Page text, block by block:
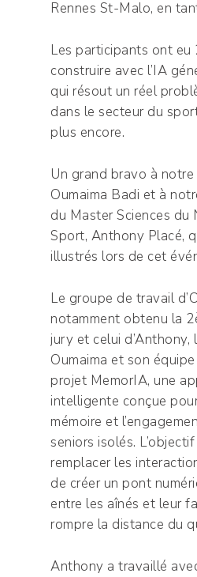
Rennes St-Malo, en
Les participants ont eu
construire avec l’IA
qui résout un réel
dans le secteur du
plus encore.
Un grand bravo à
Oumaima Badi et à
du Master Sciences du
Sport, Anthony Placé,
illustrés lors de cet
Le groupe de travail
notamment obtenu la
jury et celui d’Anthony,
Oumaima et son
projet MemorIA, une
intelligente conçue
mémoire et
seniors isolés.
remplacer les
de créer un pont
entre les aînés et leur
rompre la distance du
Anthony a travaillé